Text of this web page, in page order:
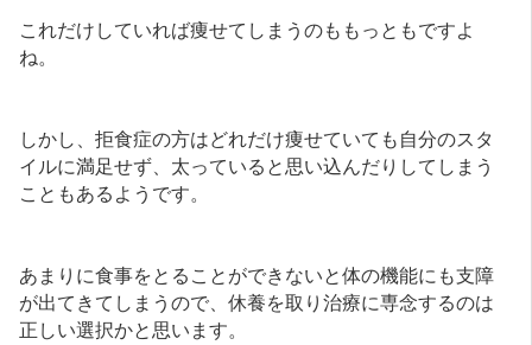
これだけしていれば痩せてしまうのももっともですよ
ね。
しかし、拒食症の方はどれだけ痩せていても自分のスタ
イルに満足せず、太っていると思い込んだりしてしまう
こともあるようです。
あまりに食事をとることができないと体の機能にも支障
が出てきてしまうので、休養を取り治療に専念するのは
正しい選択かと思います。